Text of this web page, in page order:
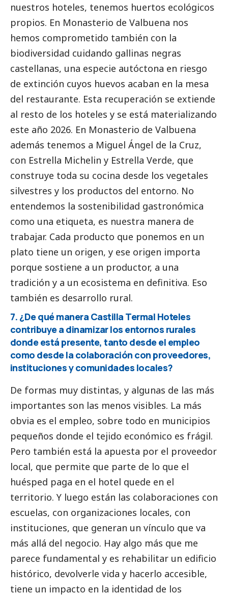
nuestros hoteles, tenemos huertos ecológicos
propios. En Monasterio de Valbuena nos
hemos comprometido también con la
biodiversidad cuidando gallinas negras
castellanas, una especie autóctona en riesgo
de extinción cuyos huevos acaban en la mesa
del restaurante. Esta recuperación se extiende
al resto de los hoteles y se está materializando
este año 2026. En Monasterio de Valbuena
además tenemos a Miguel Ángel de la Cruz,
con Estrella Michelin y Estrella Verde, que
construye toda su cocina desde los vegetales
silvestres y los productos del entorno. No
entendemos la sostenibilidad gastronómica
como una etiqueta, es nuestra manera de
trabajar. Cada producto que ponemos en un
plato tiene un origen, y ese origen importa
porque sostiene a un productor, a una
tradición y a un ecosistema en definitiva. Eso
también es desarrollo rural.
7. ¿De qué manera Castilla Termal Hoteles
contribuye a dinamizar los entornos rurales
donde está presente, tanto desde el empleo
como desde la colaboración con proveedores,
instituciones y comunidades locales?
De formas muy distintas, y algunas de las más
importantes son las menos visibles. La más
obvia es el empleo, sobre todo en municipios
pequeños donde el tejido económico es frágil.
Pero también está la apuesta por el proveedor
local, que permite que parte de lo que el
huésped paga en el hotel quede en el
territorio. Y luego están las colaboraciones con
escuelas, con organizaciones locales, con
instituciones, que generan un vínculo que va
más allá del negocio. Hay algo más que me
parece fundamental y es rehabilitar un edificio
histórico, devolverle vida y hacerlo accesible,
tiene un impacto en la identidad de los